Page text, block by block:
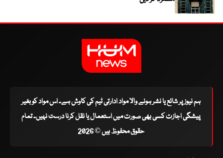
ہم نیوز پر شائع یا نشر ہونے والا مواد ادارتی ٹیم کی کاوش ہے۔ اس مواد کو بغیر
پیشگی اجازت کسی بھی صورت میں استعمال یا نقل کرنا درست نہیں۔ تمام
حقوق محفوظ ہیں © 2026